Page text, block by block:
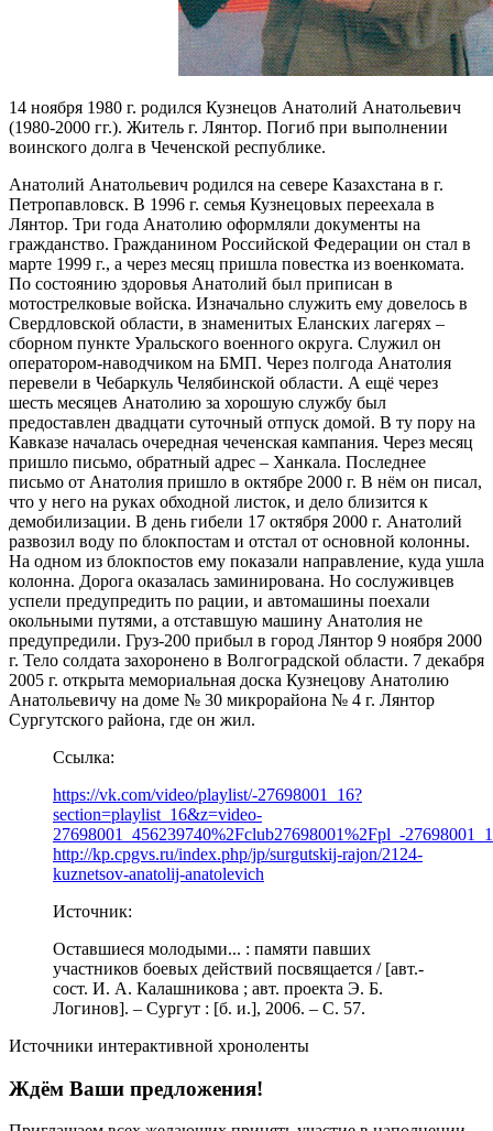
14 ноября 1980 г. родился Кузнецов Анатолий Анатольевич
(1980-2000 гг.). Житель г. Лянтор. Погиб при выполнении
воинского долга в Чеченской республике.
Анатолий Анатольевич родился на севере Казахстана в г.
Петропавловск. В 1996 г. семья Кузнецовых переехала в
Лянтор. Три года Анатолию оформляли документы на
гражданство. Гражданином Российской Федерации он стал в
марте 1999 г., а через месяц пришла повестка из военкомата.
По состоянию здоровья Анатолий был приписан в
мотострелковые войска. Изначально служить ему довелось в
Свердловской области, в знаменитых Еланских лагерях –
сборном пункте Уральского военного округа. Служил он
оператором-наводчиком на БМП. Через полгода Анатолия
перевели в Чебаркуль Челябинской области. А ещё через
шесть месяцев Анатолию за хорошую службу был
предоставлен двадцати суточный отпуск домой. В ту пору на
Кавказе началась очередная чеченская кампания. Через месяц
пришло письмо, обратный адрес – Ханкала. Последнее
письмо от Анатолия пришло в октябре 2000 г. В нём он писал,
что у него на руках обходной листок, и дело близится к
демобилизации. В день гибели 17 октября 2000 г. Анатолий
развозил воду по блокпостам и отстал от основной колонны.
На одном из блокпостов ему показали направление, куда ушла
колонна. Дорога оказалась заминирована. Но сослуживцев
успели предупредить по рации, и автомашины поехали
окольными путями, а отставшую машину Анатолия не
предупредили. Груз-200 прибыл в город Лянтор 9 ноября 2000
г. Тело солдата захоронено в Волгоградской области. 7 декабря
2005 г. открыта мемориальная доска Кузнецову Анатолию
Анатольевичу на доме № 30 микрорайона № 4 г. Лянтор
Сургутского района, где он жил.
Ссылка:
https://vk.com/video/playlist/-27698001_16?
section=playlist_16&z=video-
27698001_456239740%2Fclub27698001%2Fpl_-
http://kp.cpgvs.ru/index.php/jp/surgutskij-rajon/2124-
kuznetsov-anatolij-anatolevich
Источник:
Оставшиеся молодыми... : памяти павших
участников боевых действий посвящается / [авт.-
сост. И. А. Калашникова ; авт. проекта Э. Б.
Логинов]. – Сургут : [б. и.], 2006. – С. 57.
Источники интерактивной хроноленты
Ждём Ваши предложения!